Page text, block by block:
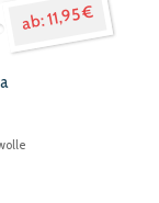
11,95 €